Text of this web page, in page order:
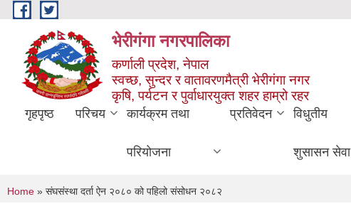
Skip to main content
भेरीगंगा नगरपालिका
कर्णाली प्रदेश, नेपाल
स्वच्छ, सुन्दर र वातावरणमैत्री भेरीगंगा नगर
कृषि, पर्यटन र पुर्वाधारयुक्त शहर हाम्रो रहर
गृहपृष्ठ परिचय कार्यक्रम तथा
परियोजना
प्रतिवेदन विधुतीय
शुसासन सेवा
You are here
Home » संघसंस्था दर्ता ऐन २०८० को पहिलो संसोधन २०८२